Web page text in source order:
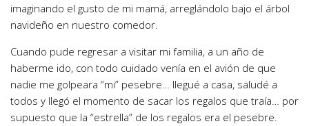
imaginando el gusto de mi mamá, arreglándolo bajo el árbol
navideño en nuestro comedor.
Cuando pude regresar a visitar mi familia, a un año de
haberme ido, con todo cuidado venía en el avión de que
nadie me golpeara “mi” pesebre… llegué a casa, saludé a
todos y llegó el momento de sacar los regalos que traía… por
supuesto que la “estrella” de los regalos era el pesebre.